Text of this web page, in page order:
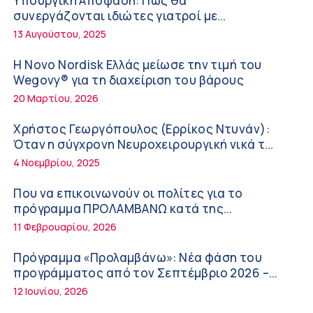
Διακοπές με ασφάλεια
6:20 πμ
Ειρήνη Ζίγκιρη (Ερρίκος Ντυνάν): H θερμική
καταπόνηση στους ηλικιωμένους
εργαζόμενους
6:11 πμ
Σύσκεψη στον ΕΟΦ για την ομαλή λειτουργία
της εφοδιαστικής αλυσίδας των φαρμάκων
στη διάρκεια του καλοκαιριού
12:08 μμ
Μιχάλης Τάτσης, Insurance & Healthcare
Analyst, διευθυντής Επιχειρηματικής
Ανάπτυξης Ομίλου HHG
11:54 πμ
Kavita Patel: Ένα στα πέντε καινοτόμα
φάρμακα φτάνει τελικά στην Ελλάδα
9:21 πμ
Υπάρχει τελικά «δίαιτα θυρεοειδούς»; Τι
συνεργάζονται ιδιώτες γιατροί με
νοσοκομεία του δημοσίου συστήματος
13 Αυγούστου, 2025
Η Novo Nordisk Ελλάς μείωσε την τιμή του
Wegovy® για τη διαχείριση του βάρους
20 Μαρτίου, 2026
Χρήστος Γεωργόπουλος (Ερρίκος Ντυνάν):
Όταν η σύγχρονη Νευροχειρουργική νικά το
φόβο!
4 Νοεμβρίου, 2025
Που να επικοινωνούν οι πολίτες για το
πρόγραμμα ΠΡΟΛΑΜΒΑΝΩ κατά της
παχυσαρκίας
11 Φεβρουαρίου, 2026
Πρόγραμμα «Προλαμβάνω»: Νέα φάση του
προγράμματος από τον Σεπτέμβριο 2026 –
Δωρεάν προληπτικές εξετάσεις έως το 2030
12 Ιουνίου, 2026